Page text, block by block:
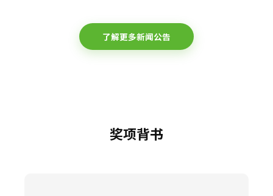
了解更多新闻公告
奖项背书